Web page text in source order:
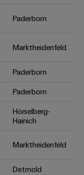
Digital
neuen Niveau
schnell
Paderborn
Marktheidenfeld
Paderborn
Paderborn
Hörselberg-
Hainich
Marktheidenfeld
Detmold